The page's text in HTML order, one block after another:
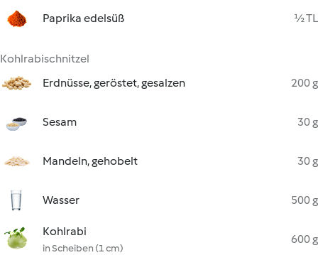
Paprika edelsüß ½ TL
Kohlrabischnitzel
Erdnüsse, geröstet, gesalzen
200 g
Sesam 30 g
Mandeln, gehobelt 30 g
Wasser 500 g
Kohlrabi
in Scheiben (1 cm)
600 g